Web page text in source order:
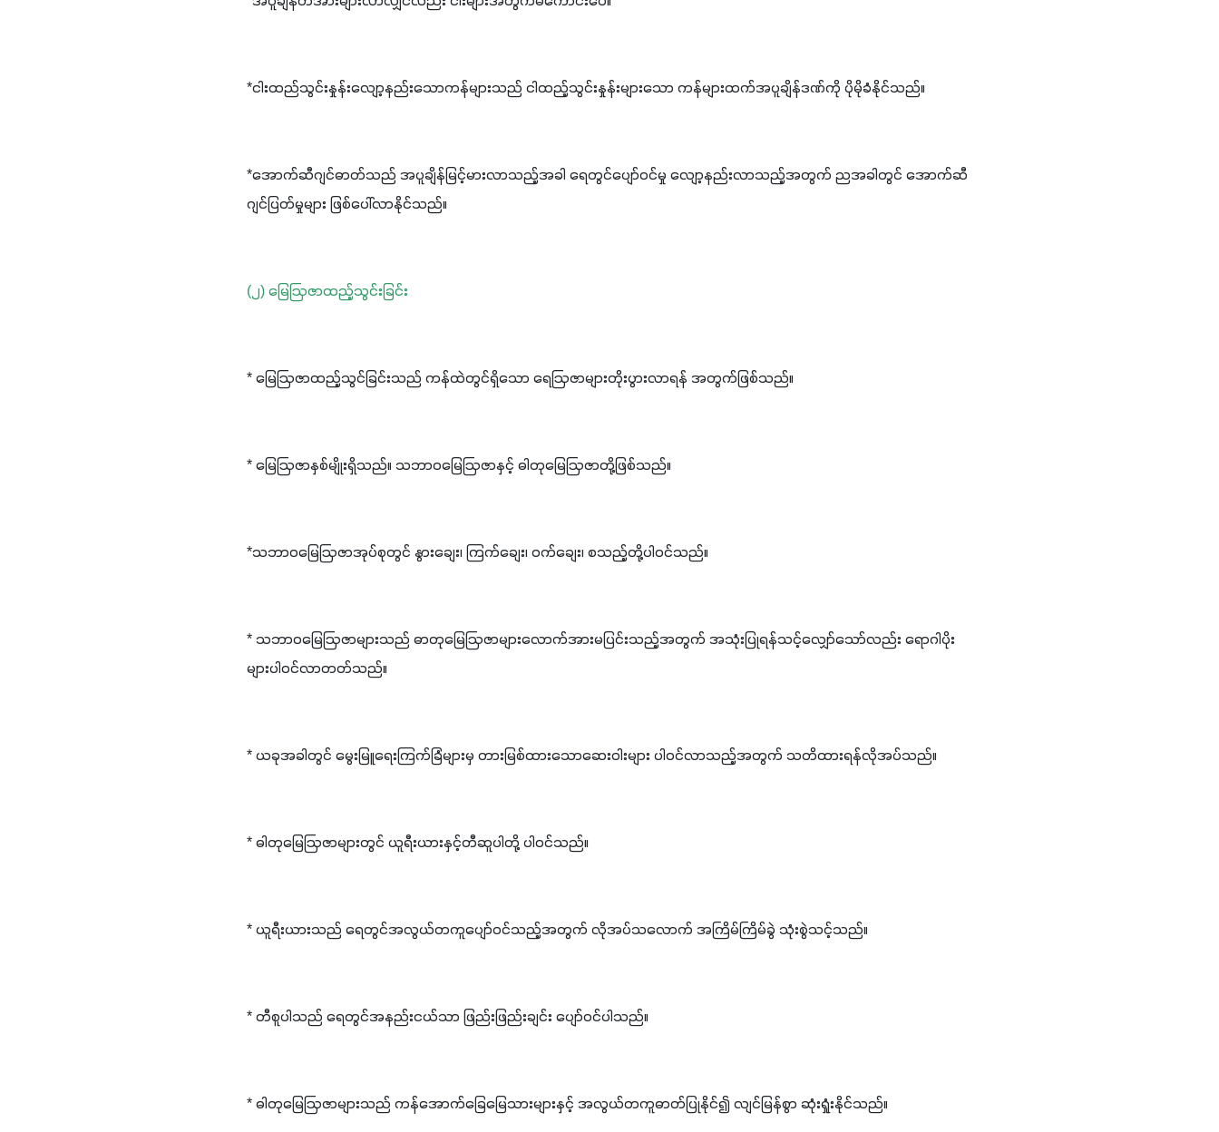
*ငါးထည်သွင်းနှုန်းလျော့နည်းသောကန်များသည် ငါထည့်သွင်းနှုန်းများသော ကန်များထက်အပူချိန်ဒဏ်ကို ပိုမိုခံနိုင်သည်။
*အောက်ဆီဂျင်ဓာတ်သည် အပူချိန်မြင့်မားလာသည့်အခါ ရေတွင်ပျော်၀င်မှု လျော့နည်းလာသည့်အတွက် ညအခါတွင် အောက်ဆီ
ဂျင်ပြတ်မှုများ ဖြစ်ပေါ်လာနိုင်သည်။
(၂) မြေဩဇာထည့်သွင်းခြင်း
* မြေဩဇာထည့်သွင်ခြင်းသည် ကန်ထဲတွင်ရှိသော ရေဩဇာများတိုးပွားလာရန် အတွက်ဖြစ်သည်။
* မြေဩဇာနှစ်မျိုးရှိသည်။ သဘာ၀မြေဩဇာနှင့် ဓါတုမြေဩဇာတို့ဖြစ်သည်။
*သဘာ၀မြေဩဇာအုပ်စုတွင် နွားချေး၊ ကြက်ချေး၊ ၀က်ချေး၊ စသည့်တို့ပါ၀င်သည်။
* သဘာ၀မြေဩဇာများသည် ဓာတုမြေဩဇာများလောက်အားမပြင်းသည့်အတွက် အသုံးပြုရန်သင့်လျှော်သော်လည်း ရောဂါပိုး
များပါ၀င်လာတတ်သည်။
* ယခုအခါတွင် မွေးမြူရေးကြက်ခြံများမှ တားမြစ်ထားသောဆေးဝါးများ ပါ၀င်လာသည့်အတွက် သတိထားရန်လိုအပ်သည်။
* ဓါတုမြေဩဇာများတွင် ယူရီးယားနှင့်တီဆူပါတို့ ပါ၀င်သည်။
* ယူရီးယားသည် ရေတွင်အလွယ်တကူပျော်၀င်သည့်အတွက် လိုအပ်သလောက် အကြိမ်ကြိမ်ခွဲ သုံးစွဲသင့်သည်။
* တီစူပါသည် ရေတွင်အနည်းငယ်သာ ဖြည်းဖြည်းချင်း ပျော်၀င်ပါသည်။
* ဓါတုမြေဩဇာများသည် ကန်အောက်‌ခြေမြေသားများနှင့် အလွယ်တကူဓာတ်ပြုနိုင်၍ လျင်မြန်စွာ ဆုံးရှုံးနိုင်သည်။